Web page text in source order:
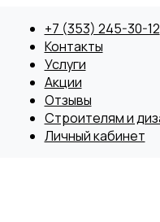
+7 (353) 245-30-12
Контакты
Услуги
Акции
Отзывы
Строителям и
Личный кабинет